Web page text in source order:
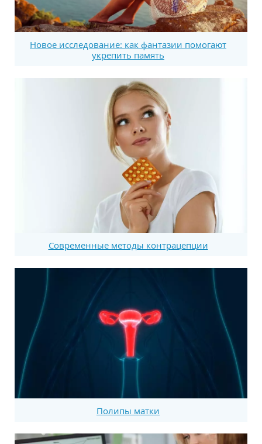
Новое исследование: как фантазии помогают
укрепить память
Современные методы контрацепции
Полипы матки